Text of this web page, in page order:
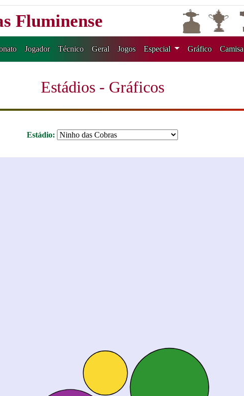
Fluminense
Jogador Técnico Geral Jogos Especial Gráfico Camisa
Estádios - Gráficos
Estádio: